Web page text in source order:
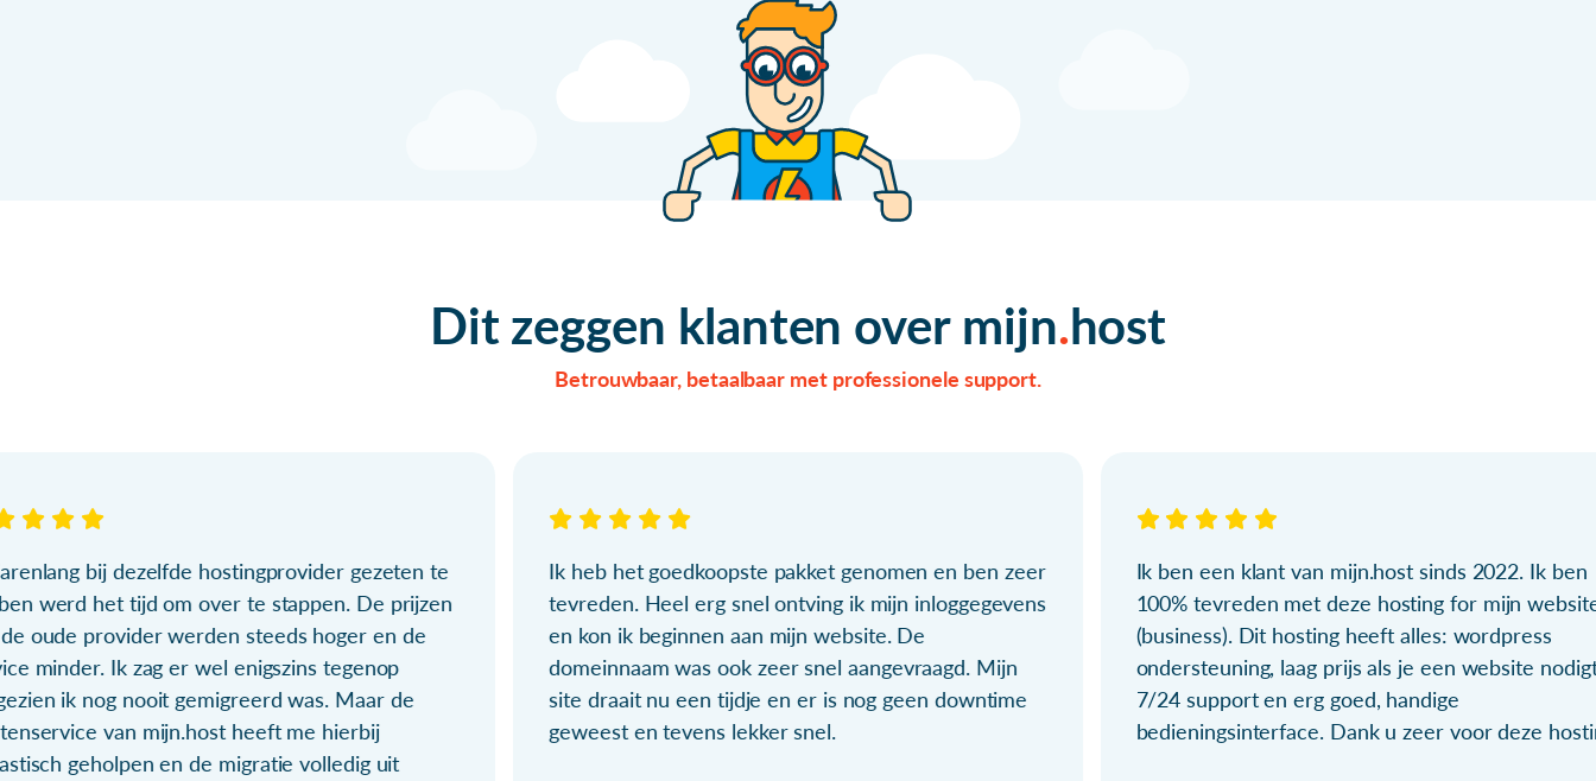
Dit zeggen klanten over mijn host
Betrouwbaar, betaalbaar met professionele support.
bij dezelfde hostingprovider gezeten te
werd het tijd om over te stappen. De prijzen
oude provider werden steeds hoger en de
minder. Ik zag er wel enigszins tegenop
ik nog nooit gemigreerd was. Maar de
van mijn.host heeft me hierbij
geholpen en de migratie volledig uit
Ik heb het goedkoopste pakket genomen en ben zeer
tevreden. Heel erg snel ontving ik mijn inloggegevens
en kon ik beginnen aan mijn website. De
domeinnaam was ook zeer snel aangevraagd. Mijn
site draait nu een tijdje en er is nog geen downtime
geweest en tevens lekker snel.
Ik ben een klant van mijn.host sinds 2022. Ik ben
100% tevreden met deze hosting for mijn
(business). Dit hosting heeft alles: wordpress
ondersteuning, laag prijs als je een website
7/24 support en erg goed, handige
bedieningsinterface. Dank u zeer voor deze